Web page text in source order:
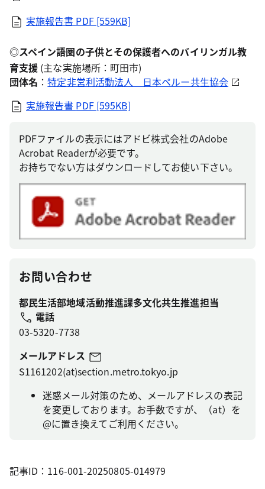
実施報告書 PDF [559KB]
◎スペイン語圏の子供とその保護者へのバイリンガル教
育支援 (主な実施場所：町田市)
団体名 ：特定非営利活動法人 日本ペルー共生協会
実施報告書 PDF [595KB]
PDFファイルの表示にはアドビ株式会社のAdobe
Acrobat Readerが必要です。
お持ちでない方はダウンロードしてお使い下さい。
お問い合わせ
都民生活部地域活動推進課多文化共生推進担当
電話
03-5320-7738
メールアドレス
S1161202(at)section.metro.tokyo.jp
迷惑メール対策のため、メールアドレスの表記
を変更しております。お手数ですが、（at）を
@に置き換えてご利用ください。
記事ID：116-001-20250805-014979